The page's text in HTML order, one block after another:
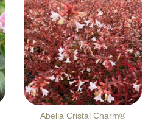
Abelia Cristal Charm®